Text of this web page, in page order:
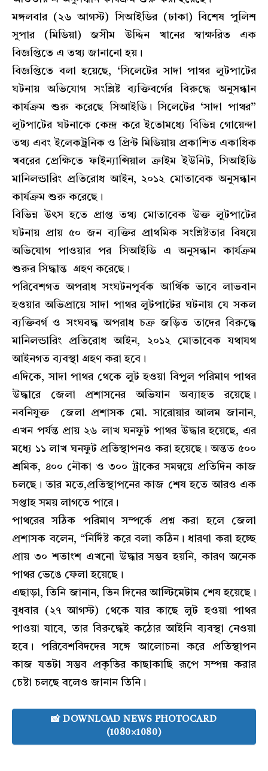
মঙ্গলবার (২৬ আগস্ট) সিআইডির (ঢাকা) বিশেষ পুলিশ
সুপার (মিডিয়া) জসীম উদ্দিন খানের স্বাক্ষরিত এক
বিজ্ঞপ্তিতে এ তথ্য জানানো হয়।
বিজ্ঞপ্তিতে বলা হয়েছে, ‘সিলেটের সাদা পাথর লুটপাটের
ঘটনায় অভিযোগ সংশ্লিষ্ট ব্যক্তিবর্গের বিরুদ্ধে অনুসন্ধান
কার্যক্রম শুরু করেছে সিআইডি। সিলেটের ‘সাদা পাথর”
লুটপাটের ঘটনাকে কেন্দ্র করে ইতোমধ্যে বিভিন্ন গোয়েন্দা
তথ্য এবং ইলেকট্রনিক ও প্রিন্ট মিডিয়ায় প্রকাশিত একাধিক
খবরের প্রেক্ষিতে ফাইন্যান্সিয়াল ক্রাইম ইউনিট, সিআইডি
মানিলন্ডারিং প্রতিরোধ আইন, ২০১২ মোতাবেক অনুসন্ধান
কার্যক্রম শুরু করেছে।
বিভিন্ন উৎস হতে প্রাপ্ত তথ্য মোতাবেক উক্ত লুটপাটের
ঘটনায় প্রায় ৫০ জন ব্যক্তির প্রাথমিক সংশ্লিষ্টতার বিষয়ে
অভিযোগ পাওয়ার পর সিআইডি এ অনুসন্ধান কার্যক্রম
শুরুর সিদ্ধান্ত গ্রহণ করেছে।
পরিবেশগত অপরাধ সংঘটনপূর্বক আর্থিক ভাবে লাভবান
হওয়ার অভিপ্রায়ে সাদা পাথর লুটপাটের ঘটনায় যে সকল
ব্যক্তিবর্গ ও সংঘবদ্ধ অপরাধ চক্র জড়িত তাদের বিরুদ্ধে
মানিলন্ডারিং প্রতিরোধ আইন, ২০১২ মোতাবেক যথাযথ
আইনগত ব্যবস্থা গ্রহণ করা হবে।
এদিকে, সাদা পাথর থেকে লুট হওয়া বিপুল পরিমাণ পাথর
উদ্ধারে জেলা প্রশাসনের অভিযান অব্যাহত রয়েছে।
নবনিযুক্ত জেলা প্রশাসক মো. সারোয়ার আলম জানান,
এখন পর্যন্ত প্রায় ২৬ লাখ ঘনফুট পাথর উদ্ধার হয়েছে, এর
মধ্যে ১১ লাখ ঘনফুট প্রতিস্থাপনও করা হয়েছে। অন্তত ৫০০
শ্রমিক, ৪০০ নৌকা ও ৩০০ ট্রাকের সমন্বয়ে প্রতিদিন কাজ
চলছে। তার মতে,প্রতিস্থাপনের কাজ শেষ হতে আরও এক
সপ্তাহ সময় লাগতে পারে।
পাথরের সঠিক পরিমাণ সম্পর্কে প্রশ্ন করা হলে জেলা
প্রশাসক বলেন, “নির্দিষ্ট করে বলা কঠিন। ধারণা করা হচ্ছে
প্রায় ৩০ শতাংশ এখনো উদ্ধার সম্ভব হয়নি, কারণ অনেক
পাথর ভেঙে ফেলা হয়েছে।
এছাড়া, তিনি জানান, তিন দিনের আল্টিমেটাম শেষ হয়েছে।
বুধবার (২৭ আগস্ট) থেকে যার কাছে লুট হওয়া পাথর
পাওয়া যাবে, তার বিরুদ্ধেই কঠোর আইনি ব্যবস্থা নেওয়া
হবে। পরিবেশবিদদের সঙ্গে আলোচনা করে প্রতিস্থাপন
কাজ যতটা সম্ভব প্রকৃতির কাছাকাছি রূপে সম্পন্ন করার
চেষ্টা চলছে বলেও জানান তিনি।
📸 DOWNLOAD NEWS PHOTOCARD
(1080×1080)